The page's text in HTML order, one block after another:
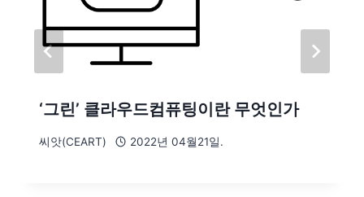
‘그린’ 클라우드컴퓨팅이란 무엇인가
씨앗(CEART) 2022년 04월21일.